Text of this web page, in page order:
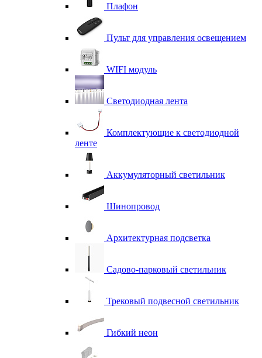
Плафон
Пульт для управления освещением
WIFI модуль
Светодиодная лента
Комплектующие к светодиодной
ленте
Аккумуляторный светильник
Шинопровод
Архитектурная подсветка
Садово-парковый светильник
Трековый подвесной светильник
Гибкий неон